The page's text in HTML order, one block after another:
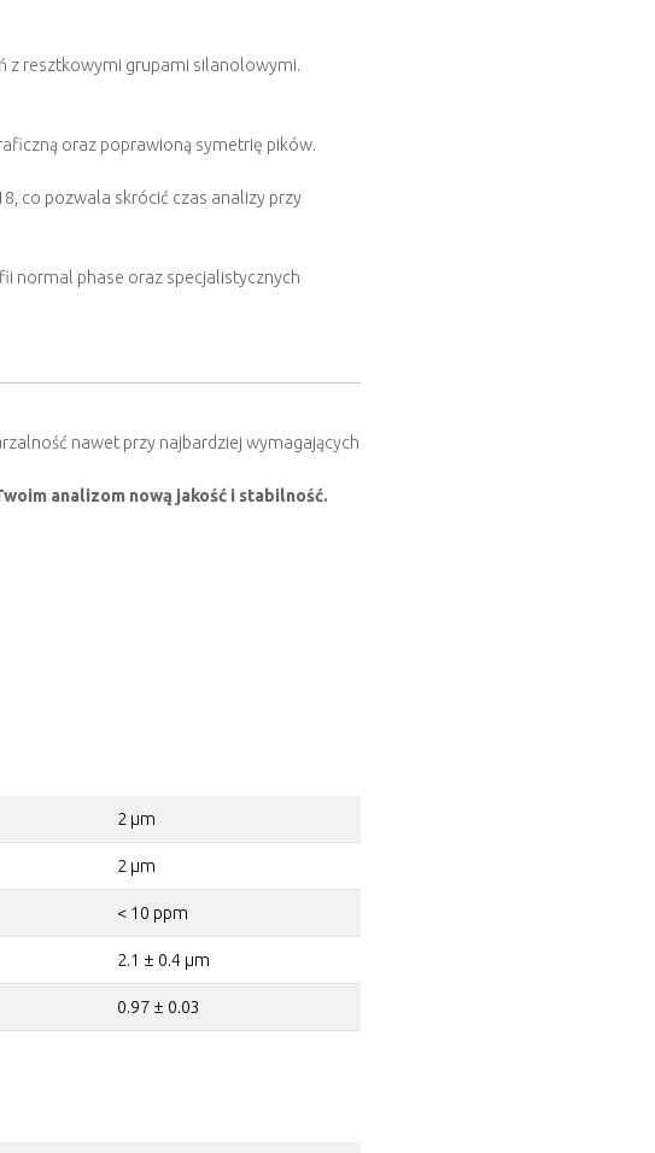
z resztkowymi grupami silanolowymi.
oraz poprawioną symetrię pików.
co pozwala skrócić czas analizy przy
normal phase oraz specjalistycznych
nawet przy najbardziej wymagających
analizom nową jakość i stabilność.
2 µm
2 µm
< 10 ppm
2.1 ± 0.4 µm
0.97 ± 0.03